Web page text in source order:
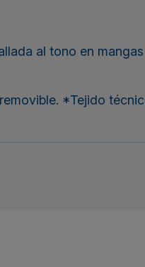
al tono en
*Tejido